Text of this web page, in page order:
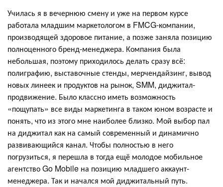
Училась я в вечернюю смену и уже на первом курсе
работала младшим маркетологом в FMCG-компании,
производящей здоровое питание, а позже заняла позицию
полноценного бренд-менеджера. Компания была
небольшая, поэтому приходилось делать сразу всё:
полиграфию, выставочные стенды, мерчендайзинг, вывод
новых линеек и продуктов на рынок, SMM, диджитал-
продвижение. Было классно иметь возможность
«пощупать» все виды маркетинга в таком юном возрасте и
понять, что из этого мне наиболее близко. Мой выбор пал
на диджитал как на самый современный и динамично
развивающийся канал. Чтобы полностью в него
погрузиться, я перешла в тогда ещё молодое мобильное
агентство Go Mobile на позицию младшего аккаунт-
менеджера. Так и начался мой диджитальный путь.